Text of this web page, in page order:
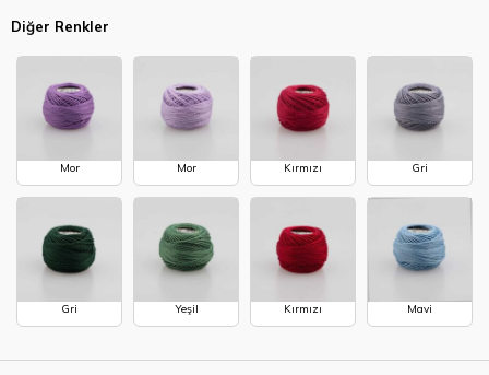
Diğer Renkler
Mor Mor Kırmızı Gri
Gri Yeşil Kırmızı Mavi